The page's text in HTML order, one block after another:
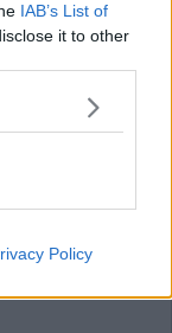
IAB’s List of
it to other
Policy